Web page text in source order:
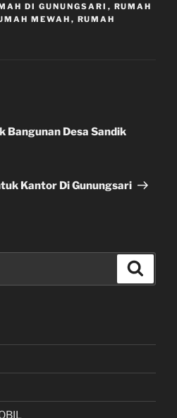
DI GUNUNGSARI , RUMAH
MEWAH , RUMAH
Bangunan Desa Sandik
Kantor Di Gunungsari